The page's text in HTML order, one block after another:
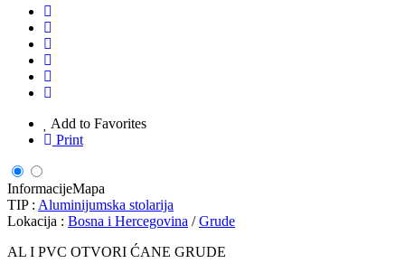
Add to Favorites
Print
InformacijeMapa
TIP : Aluminijumska stolarija
Lokacija : Bosna i Hercegovina /Grude
AL I PVC OTVORI ĆANE GRUDE